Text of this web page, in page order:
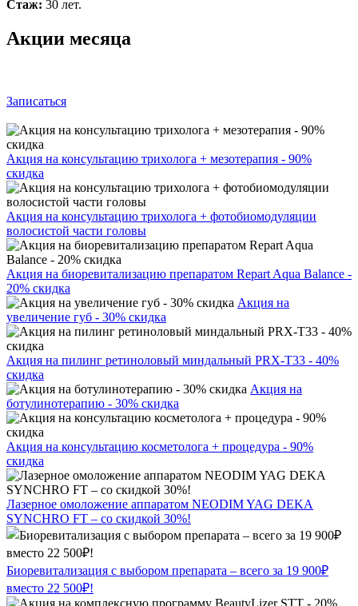
Стаж: 30 лет.
Акции месяца
Записаться
Акция на консультацию трихолога + мезотерапия - 90%
скидка
Акция на консультацию трихолога + фотобиомодуляции
волосистой части головы
Акция на биоревитализацию препаратом Repart Aqua Balance -
20% скидка
Акция на
увеличение губ - 30% скидка
Акция на пилинг ретиноловый миндальный PRX-T33 - 40%
скидка
Акция на
ботулинотерапию - 30% скидка
Акция на консультацию косметолога + процедура - 90%
скидка
Лазерное омоложение аппаратом NEODIM YAG DEKA
SYNCHRO FT – со скидкой 30%!
Биоревитализация с выбором препарата – всего за 19 900₽
вместо 22 500₽!